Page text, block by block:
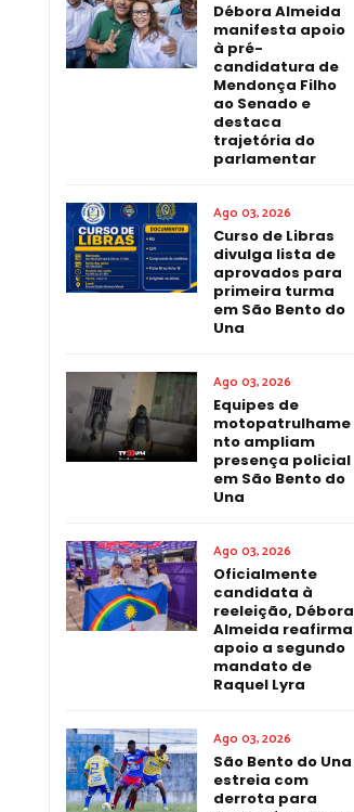
Débora Almeida
manifesta apoio
à pré-
candidatura de
Mendonça Filho
ao Senado e
destaca
trajetória do
parlamentar
Ago 03, 2026
Curso de Libras
divulga lista de
aprovados para
primeira turma
em São Bento do
Una
Ago 03, 2026
Equipes de
motopatrulhame
nto ampliam
presença policial
em São Bento do
Una
Ago 03, 2026
Oficialmente
candidata à
reeleição, Débora
Almeida reafirma
apoio a segundo
mandato de
Raquel Lyra
Ago 03, 2026
São Bento do Una
estreia com
derrota para